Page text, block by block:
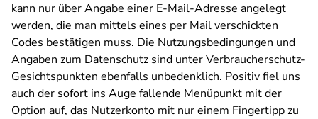
kann nur über Angabe einer E-Mail-Adresse angelegt
werden, die man mittels eines per Mail verschickten
Codes bestätigen muss. Die Nutzungsbedingungen und
Angaben zum Datenschutz sind unter Verbraucherschutz-
Gesichtspunkten ebenfalls unbedenklich. Positiv fiel uns
auch der sofort ins Auge fallende Menüpunkt mit der
Option auf, das Nutzerkonto mit nur einem Fingertipp zu